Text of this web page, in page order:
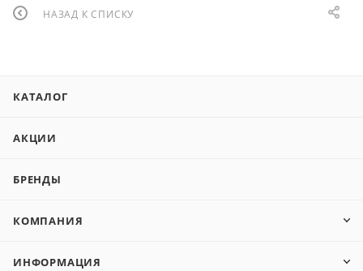
НАЗАД К СПИСКУ
КАТАЛОГ
АКЦИИ
БРЕНДЫ
КОМПАНИЯ
ИНФОРМАЦИЯ